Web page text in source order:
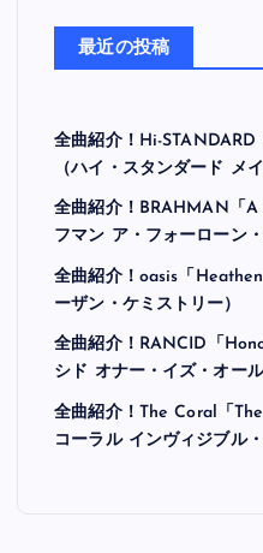
最近の投稿
全曲紹介！Hi-
（ハイ・スタンダード メ
全曲紹介！BRAHMAN「
フマン ア・フォーローン・
全曲紹介！oasis「
ーザン・ケミストリー）
全曲紹介！RANCID「
シド オナー・イズ・オー
全曲紹介！The Coral「
コーラル インヴィジブル